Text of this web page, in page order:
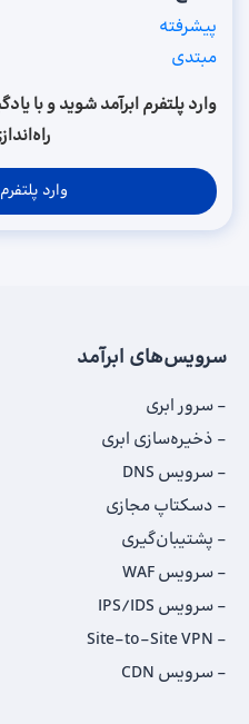
پیشرفته
مبتدی
وارد پلتفرم ابرآمد شوید و با
وارد
سرویس‌های ابرآمد
سرور ابری
ذخیره‌سازی ابری
سرویس DNS
دسکتاپ مجازی
پشتیبان‌گیری
سرویس WAF
سرویس IPS/IDS
Site-to-Site VPN
سرویس CDN